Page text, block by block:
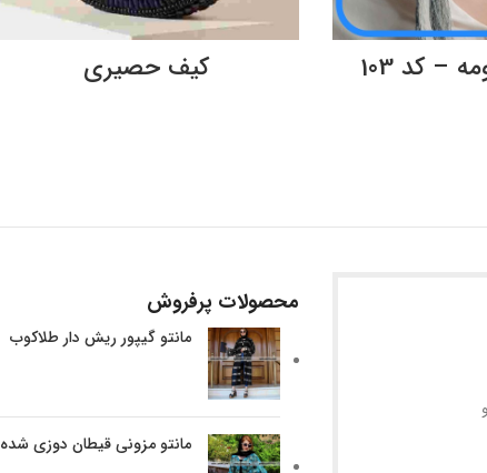
– کد 103 کیف حصیری
محصولات پرفروش
مانتو گیپور ریش دار طلاکوب
مانتو مزونی قیطان دوزی شده